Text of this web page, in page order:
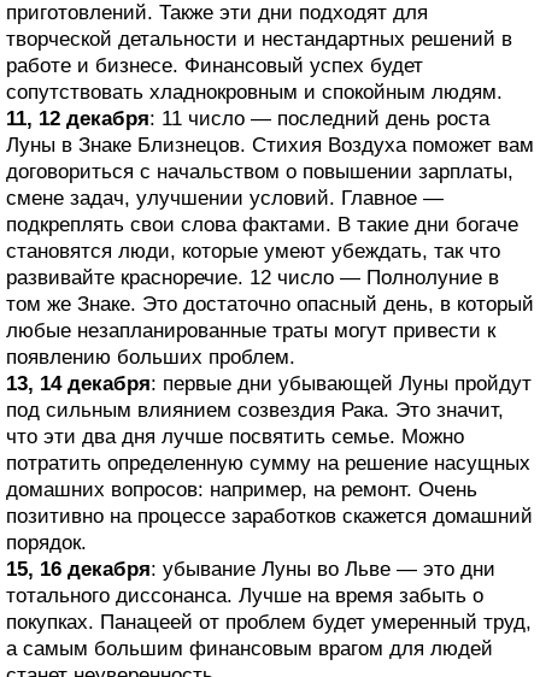
приготовлений. Также эти дни подходят для
творческой детальности и нестандартных решений в
работе и бизнесе. Финансовый успех будет
сопутствовать хладнокровным и спокойным людям.
11, 12 декабря: 11 число — последний день роста
Луны в Знаке Близнецов. Стихия Воздуха поможет вам
договориться с начальством о повышении зарплаты,
смене задач, улучшении условий. Главное —
подкреплять свои слова фактами. В такие дни богаче
становятся люди, которые умеют убеждать, так что
развивайте красноречие. 12 число — Полнолуние в
том же Знаке. Это достаточно опасный день, в который
любые незапланированные траты могут привести к
появлению больших проблем.
13, 14 декабря: первые дни убывающей Луны пройдут
под сильным влиянием созвездия Рака. Это значит,
что эти два дня лучше посвятить семье. Можно
потратить определенную сумму на решение насущных
домашних вопросов: например, на ремонт. Очень
позитивно на процессе заработков скажется домашний
порядок.
15, 16 декабря: убывание Луны во Льве — это дни
тотального диссонанса. Лучше на время забыть о
покупках. Панацеей от проблем будет умеренный труд,
а самым большим финансовым врагом для людей